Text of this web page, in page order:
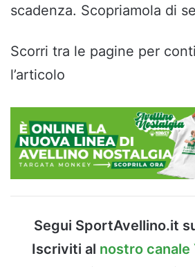
scadenza. Scopriamola di
Scorri tra le pagine per
l’articolo
Segui SportAvellino.it
Iscriviti al nostro canale